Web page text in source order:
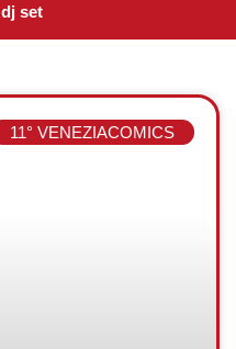
dj set
11° VENEZIACOMICS